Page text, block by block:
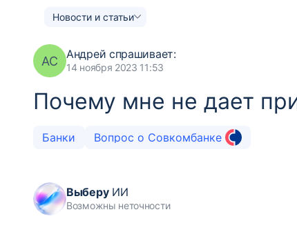
Новости и статьи
АС Андрей спрашивает:
14 ноября 2023 11:53
Почему мне не дает
Банки Вопрос о Совкомбанке
ВыберуИИ
Возможны неточности